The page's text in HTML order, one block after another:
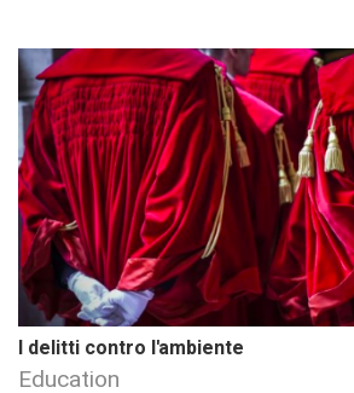
I delitti contro l'ambiente
Education